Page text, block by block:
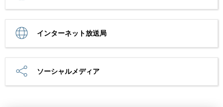
インターネット放送局
ソーシャルメディア